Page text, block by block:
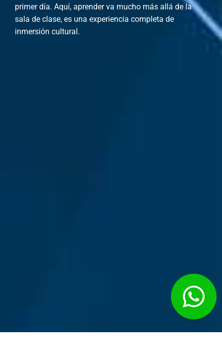
primer día. Aquí, aprender va mucho más allá de la
sala de clase, es una experiencia completa de
inmersión cultural.